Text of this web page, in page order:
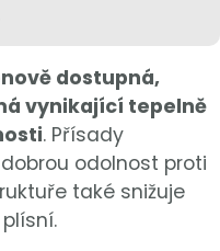
dostupná,
vynikající tepelně
. Přísady
odolnost proti
také snižuje